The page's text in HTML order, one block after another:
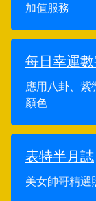
加值服務
每日幸運
應用八卦、紫
顏色
表特半月誌
美女帥哥精選